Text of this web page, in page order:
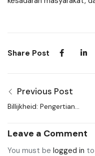
Share Post
Previous Post
Billijkheid: Pengertian
dalam Hukum
Leave a Comment
You must be logged in